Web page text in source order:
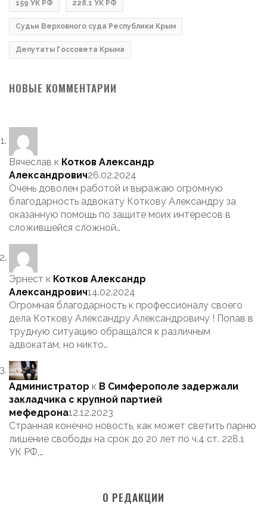
159 УК РФ 228.1 УК РФ
Судьи Верховного суда Республики Крым
Депутаты Госсовета Крыма
НОВЫЕ КОММЕНТАРИИ
Вячеслав к Котков Александр
Александрович26.02.2024
Очень доволен работой и выражаю огромную
благодарность адвокату Коткову Александру за
оказанную помощь по защите моих интересов в
сложившейся сложной…
Эрнест к Котков Александр
Александрович14.02.2024
Огромная благодарность к профессионалу своего
дела Коткову Александру Александровичу ! Попав в
трудную ситуацию обращался к различным
адвокатам, но никто…
Администратор к В Симферополе задержали
закладчика с крупной партией
мефедрона12.12.2023
Странная конечно новость, как может светить парню
лишение свободы на срок до 20 лет по ч.4 ст. 228.1
УК РФ,…
О РЕДАКЦИИ